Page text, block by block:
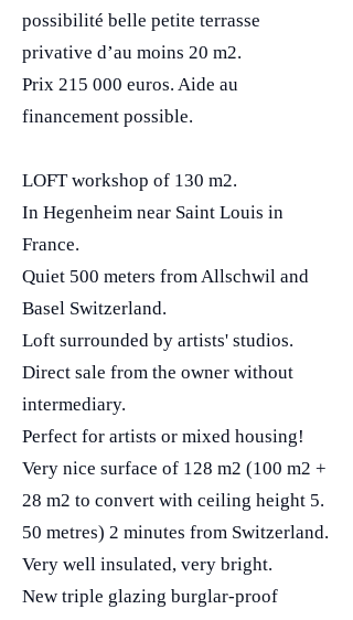
possibilité belle petite terrasse
privative d’au moins 20 m2.
Prix 215 000 euros. Aide au
financement possible.
LOFT workshop of 130 m2.
In Hegenheim near Saint Louis in
France.
Quiet 500 meters from Allschwil and
Basel Switzerland.
Loft surrounded by artists' studios.
Direct sale from the owner without
intermediary.
Perfect for artists or mixed housing!
Very nice surface of 128 m2 (100 m2 +
28 m2 to convert with ceiling height 5.
50 metres) 2 minutes from Switzerland.
Very well insulated, very bright.
New triple glazing burglar-proof